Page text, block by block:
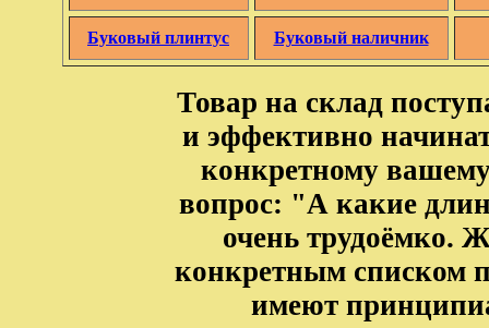
Буковый плинтус Буковый наличник
Товар на склад
и эффективно
конкретному
вопрос: "А какие
очень трудоёмко.
конкретным списком
имеют